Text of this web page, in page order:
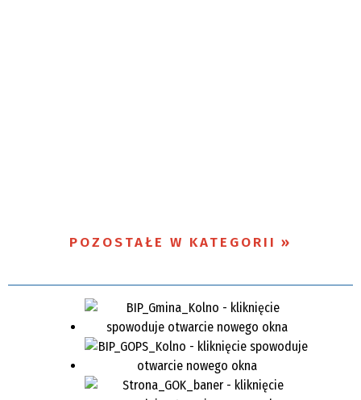
POZOSTAŁE W KATEGORII